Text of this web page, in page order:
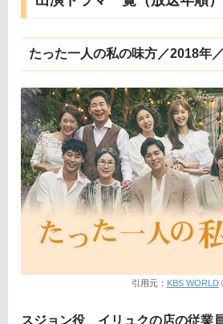
たった一人の私の味方／2018年
引用元： KBS WORLD
スジョン役 イリュクの店の従業